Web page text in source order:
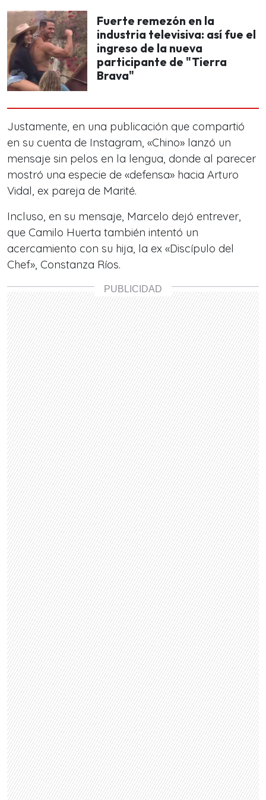
Fuerte remezón en la
industria televisiva: así fue el
ingreso de la nueva
participante de "Tierra
Brava"
Justamente, en una publicación que compartió
en su cuenta de Instagram, «Chino» lanzó un
mensaje sin pelos en la lengua, donde al parecer
mostró una especie de «defensa» hacia Arturo
Vidal, ex pareja de Marité.
Incluso, en su mensaje, Marcelo dejó entrever,
que Camilo Huerta también intentó un
acercamiento con su hija, la ex «Discípulo del
Chef», Constanza Ríos.